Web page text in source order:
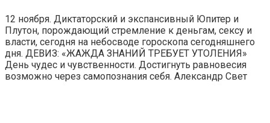
12 ноября. Диктаторский и экспансивный Юпитер и
Плутон, порождающий стремление к деньгам, сексу и
власти, сегодня на небосводе гороскопа сегодняшнего
дня. ДЕВИЗ: «ЖАЖДА ЗНАНИЙ ТРЕБУЕТ УТОЛЕНИЯ»
День чудес и чувственности. Достигнуть равновесия
возможно через самопознания себя. Александр Свет